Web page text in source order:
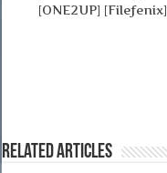
[ONE2UP] [Filefenix]
Related Articles